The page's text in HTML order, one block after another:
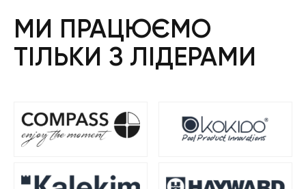
МИ ПРАЦЮЄМО
ТІЛЬКИ З ЛІДЕРАМИ